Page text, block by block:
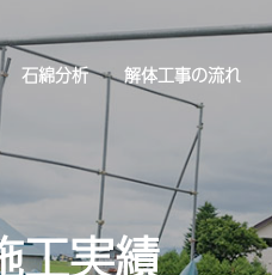
石綿分析 解体工事の流れ
工実績